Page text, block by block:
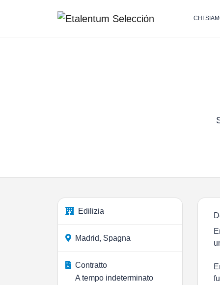
CHI
Edilizia
Madrid, Spagna
Contratto
A tempo indeterminato